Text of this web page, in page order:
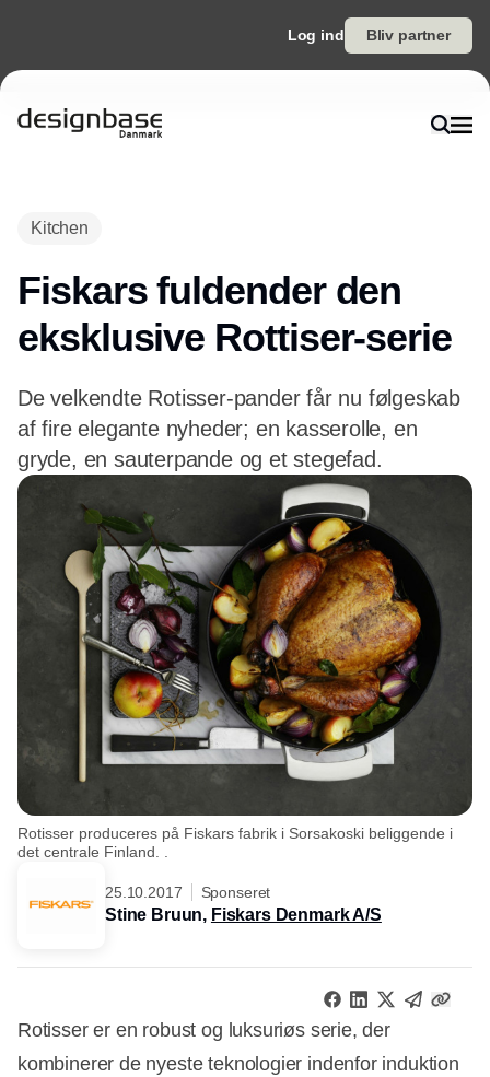
Log ind Bliv partner
Kitchen
Fiskars fuldender den
eksklusive Rottiser-serie
De velkendte Rotisser-pander får nu følgeskab
af fire elegante nyheder; en kasserolle, en
gryde, en sauterpande og et stegefad.
Rotisser produceres på Fiskars fabrik i Sorsakoski beliggende i
det centrale Finland. .
25.10.2017 Sponseret
Stine Bruun, Fiskars Denmark A/S
Rotisser er en robust og luksuriøs serie, der
kombinerer de nyeste teknologier indenfor induktion